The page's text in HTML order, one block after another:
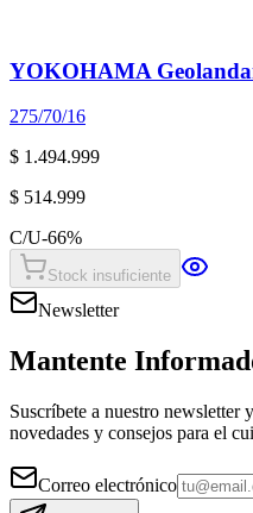
YOKOHAMA
275/70/16
$ 1.494.999
$ 514.999
C/U-66%
Stock insuficiente
Newsletter
Mantente
Suscríbete a nuestro newsletter
novedades y consejos para el
Correo electrónico